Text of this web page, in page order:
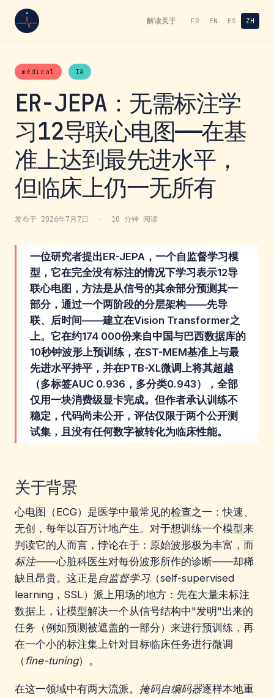
解读关于 FR EN ES ZH
médical IA
ER-JEPA：无需标注学
习12导联心电图——在基
准上达到最先进水平，
但临床上仍一无所有
发布于 2026年7月7日 · 10 分钟 阅读
一位研究者提出ER-JEPA，一个自监督学习模
型，它在完全没有标注的情况下学习表示12导
联心电图，方法是从信号的其余部分预测其一
部分，通过一个两阶段的分层架构——先导
联、后时间——建立在Vision Transformer之
上。它在约174 000份来自中国与巴西数据库的
10秒钟波形上预训练，在ST-MEM基准上与最
先进水平持平，并在PTB-XL微调上将其超越
（多标签AUC 0.936，多分类0.943），全部
仅用一块消费级显卡完成。但作者承认训练不
稳定，代码尚未公开，评估仅限于两个公开测
试集，且没有任何数字被转化为临床性能。
关于背景
心电图（ECG）是医学中最常见的检查之一：快速、
无创，每年以百万计地产生。对于想训练一个模型来
判读它的人而言，悖论在于：原始波形极为丰富，而
标注——心脏科医生对每份波形所作的诊断——却稀
缺且昂贵。这正是自监督学习 （self-supervised
learning，SSL）派上用场的地方：先在大量未标注
数据上，让模型解决一个从信号结构中"发明"出来的
任务（例如预测被遮盖的一部分）来进行预训练，再
在一个小的标注集上针对目标临床任务进行微调
（ fine-tuning）。
在这一领域中有两大流派。 掩码自编码器逐样本地重